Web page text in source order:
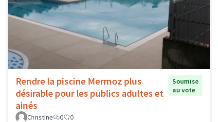
Rendre la piscine Mermoz plus
désirable pour les publics adultes et
ainés
Soumise
au vote
Christine 0 0